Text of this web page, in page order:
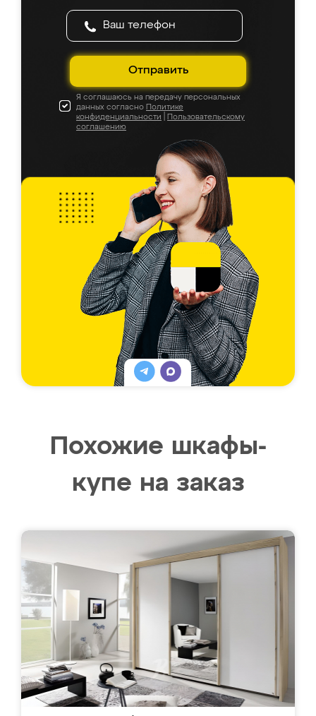
Отправить
Я соглашаюсь на передачу персональных
данных согласно Политике
конфиденциальности
Пользовательскому
соглашению
Похожие шкафы-
купе на заказ